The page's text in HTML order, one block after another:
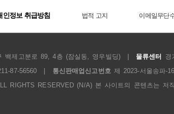
인정보 취급방침 법적 고지 이메일무단
백제고분로 89, 4층 (잠실동, 영우빌딩) 물류센터 경
87-56560 통신판매업신고번호제 2023-서울송파-
RIGHTS RESERVED (N/A) 본 사이트의 콘텐츠는 저